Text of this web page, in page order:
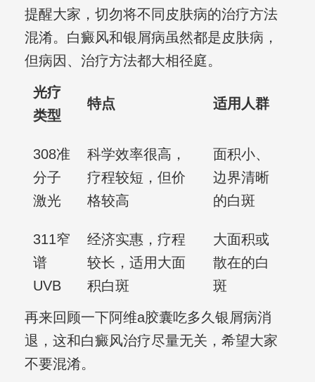
提醒大家，切勿将不同皮肤病的治疗方法
混淆。白癜风和银屑病虽然都是皮肤病，
但病因、治疗方法都大相径庭。
光疗
类型
特点 适用人群
308准
分子
激光
科学效率很高，
疗程较短，但价
格较高
面积小、
边界清晰
的白斑
311窄
谱
UVB
经济实惠，疗程
较长，适用大面
积白斑
大面积或
散在的白
斑
再来回顾一下阿维a胶囊吃多久银屑病消
退，这和白癜风治疗尽量无关，希望大家
不要混淆。